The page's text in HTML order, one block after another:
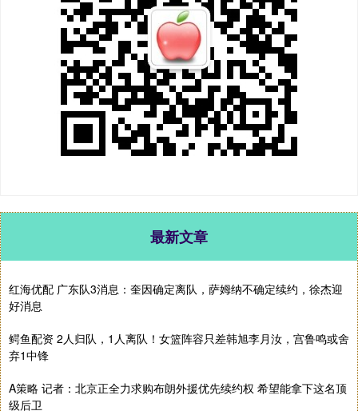
最新文章
红海优配 广东队3消息：奎因确定离队，萨姆纳不确定续约，徐杰迎
好消息
鳄鱼配资 2人归队，1人离队！女篮阵容只差韩旭李月汝，宫鲁鸣或舍
弃1中锋
A策略 记者：北京正全力求购布朗外援优先续约权 希望能拿下这名顶
级后卫